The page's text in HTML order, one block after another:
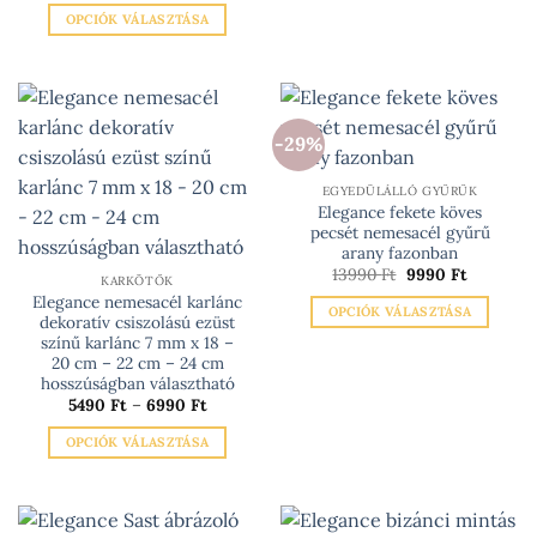
-
8990 Ft
OPCIÓK VÁLASZTÁSA
terméknek
több
variációja
van.
A
változatok
a
termékoldalon
választhatók
ki
KARKÖTŐK
Elegance nemesacél karlánc
dekoratív csiszolású ezüst
színű karlánc 7 mm x 18 –
20 cm – 22 cm – 24 cm
hosszúságban választható
5490 Ft – 6990 FtÁrtartomány:
-
6990 Ft
OPCIÓK VÁLASZTÁSA
terméknek
-29%
EGYEDÜLÁLLÓ GYŰRŰK
Elegance fekete köves
pecsét nemesacél gyűrű
arany fazonban
13990Ft Original
was:
13990 Ft.
9990 FtCurrent
is:
9990 Ft.
OPCIÓK VÁLASZTÁSA
változatok